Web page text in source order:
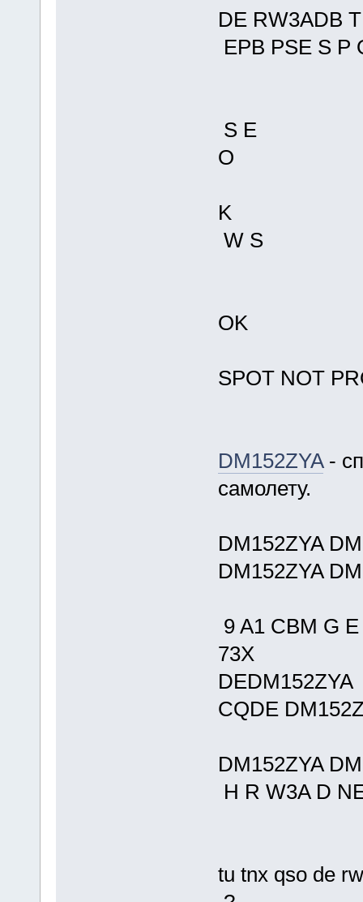
DE RW3ADB
EPB PSE S P
S E
O
K
W S
OK
SPOT NOT
DM152ZYA-
самолету.
DM152ZYA
DM152ZYA
9 A1 CBM G
73X
DEDM152ZYA
CQDE
DM152ZYA
H R W3A D
tu tnx qso de